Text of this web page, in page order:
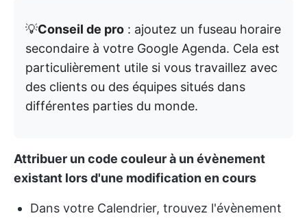
💡Conseil de pro : ajoutez un fuseau horaire
secondaire à votre Google Agenda. Cela est
particulièrement utile si vous travaillez avec
des clients ou des équipes situés dans
différentes parties du monde.
Attribuer un code couleur à un évènement
existant lors d'une modification en cours
Dans votre Calendrier, trouvez l'évènement